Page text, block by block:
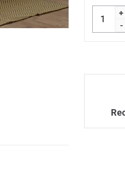
+
-